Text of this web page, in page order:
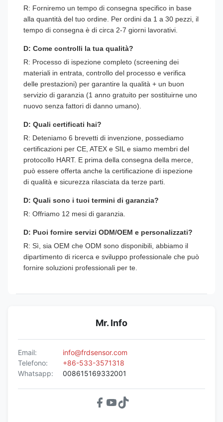
R: Forniremo un tempo di consegna specifico in base
alla quantità del tuo ordine. Per ordini da 1 a 30 pezzi, il
tempo di consegna è di circa 2-7 giorni lavorativi.
D: Come controlli la tua qualità?
R: Processo di ispezione completo (screening dei
materiali in entrata, controllo del processo e verifica
delle prestazioni) per garantire la qualità + un buon
servizio di garanzia (1 anno gratuito per sostituirne uno
nuovo senza fattori di danno umano).
D: Quali certificati hai?
R: Deteniamo 6 brevetti di invenzione, possediamo
certificazioni per CE, ATEX e SIL e siamo membri del
protocollo HART. E prima della consegna della merce,
può essere offerta anche la certificazione di ispezione
di qualità e sicurezza rilasciata da terze parti.
D: Quali sono i tuoi termini di garanzia?
R: Offriamo 12 mesi di garanzia.
D: Puoi fornire servizi ODM/OEM e personalizzati?
R: Sì, sia OEM che ODM sono disponibili, abbiamo il
dipartimento di ricerca e sviluppo professionale che può
fornire soluzioni professionali per te.
Mr. Info
Email:
info@frdsensor.com
Telefono:
+86-533-3571318
Whatsapp:
008615169332001